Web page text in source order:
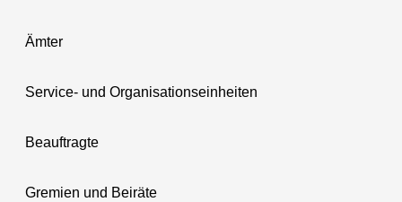
Ämter
Service- und Organisationseinheiten
Beauftragte
Gremien und Beiräte